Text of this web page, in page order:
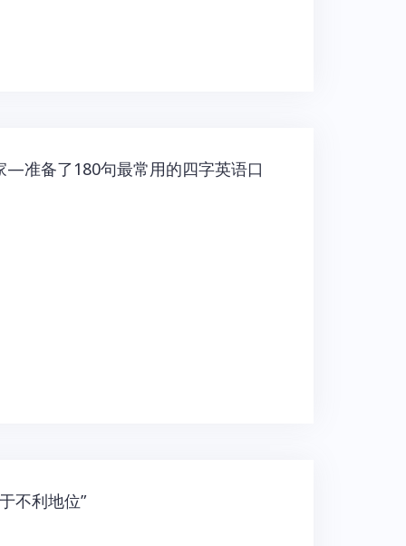
—准备了180句最常用的四字英语口
不利地位”